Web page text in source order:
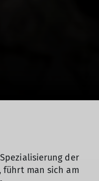
der
führt man sich am